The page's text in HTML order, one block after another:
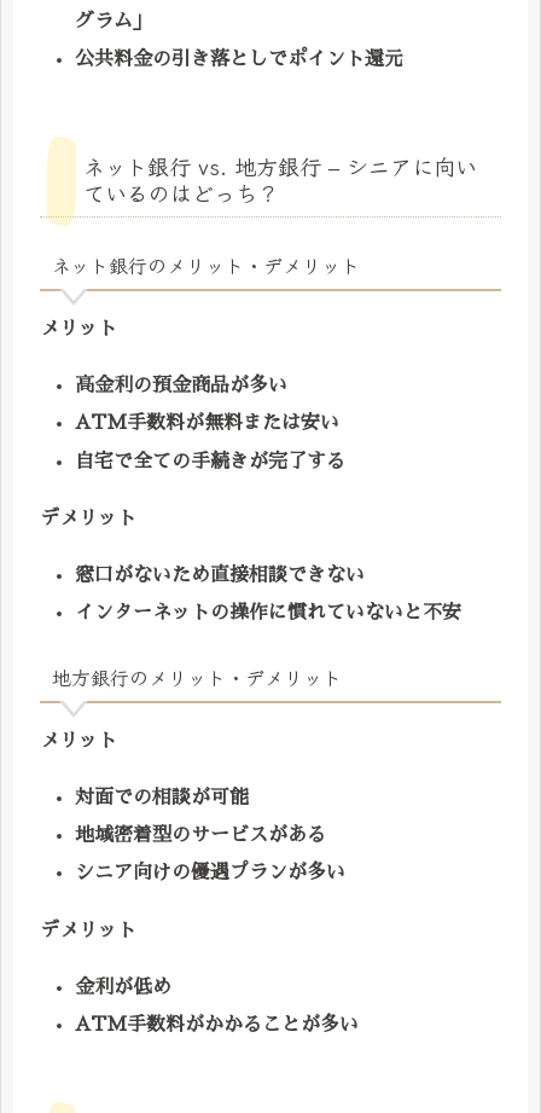
グラム」
公共料金の引き落としでポイント還元
ネット銀行 vs. 地方銀行 – シニアに向い
ているのはどっち？
ネット銀行のメリット・デメリット
メリット
高金利の預金商品が多い
ATM手数料が無料または安い
自宅で全ての手続きが完了する
デメリット
窓口がないため直接相談できない
インターネットの操作に慣れていないと不安
地方銀行のメリット・デメリット
メリット
対面での相談が可能
地域密着型のサービスがある
シニア向けの優遇プランが多い
デメリット
金利が低め
ATM手数料がかかることが多い